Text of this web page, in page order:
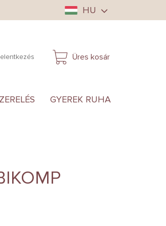
HU
KOSÁR
Üres kosár
GYEREK RUHA